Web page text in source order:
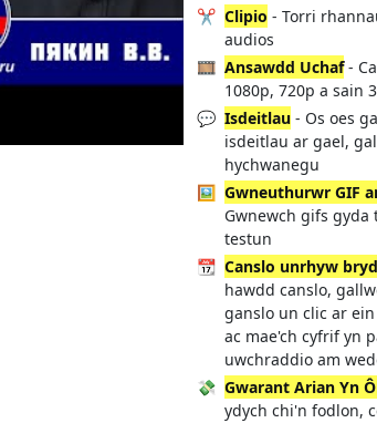
✂️ Clipio - Torri
audios
🎞️ Ansawdd Uchaf-
1080p, 720p a sain
💬 Isdeitlau - Os oes
isdeitlau ar gael,
hychwanegu
🖼️ Gwneuthurwr GIF
Gwnewch gifs gyda
testun
📆 Canslo unrhyw bryd
hawdd canslo,
ganslo un clic ar
ac mae'ch cyfrif yn
uwchraddio am
💸 Gwarant Arian Yn
ydych chi'n fodlon,